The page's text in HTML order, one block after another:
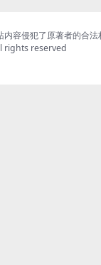
容侵犯了原著者的合
rights reserved